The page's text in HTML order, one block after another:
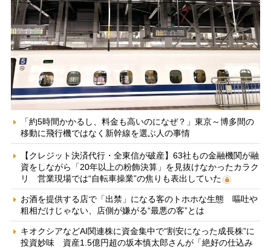
「約5時間かかるし、料金も高いのになぜ？」東京～博多間の
移動に飛行機ではなく新幹線を選ぶ人の事情
【クレジット決済代行・全東信が破産】63社もの金融機関が融
資をしながら「20年以上の粉飾決算」を見抜けなかったカラク
リ 営業現場では“自転車操業”の焦りも表出していた
お酒を提供する店で「出禁」になる客のトホホな生態 嘔吐や
粗相だけじゃない、店側が嫌がる“最悪の客”とは
キオクシアなどAI関連株に資金集中で“割安になった成長株”に
投資妙味 資産1.5億円超の坂本慎太郎さんが「絶好の仕込み